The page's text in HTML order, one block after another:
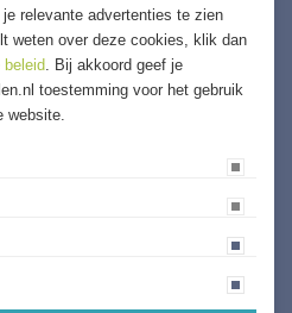
relevante advertenties te zien
weten over deze cookies, klik dan
. Bij akkoord geef je
toestemming voor het gebruik
website.